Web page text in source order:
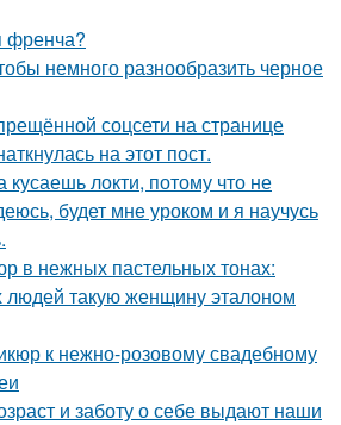
френча?
немного разнообразить черное
соцсети на странице
на этот пост.
кусаешь локти, потому что не
будет мне уроком и я научусь
в нежных пастельных тонах:
такую женщину эталоном
к нежно-розовому свадебному
и заботу о себе выдают наши